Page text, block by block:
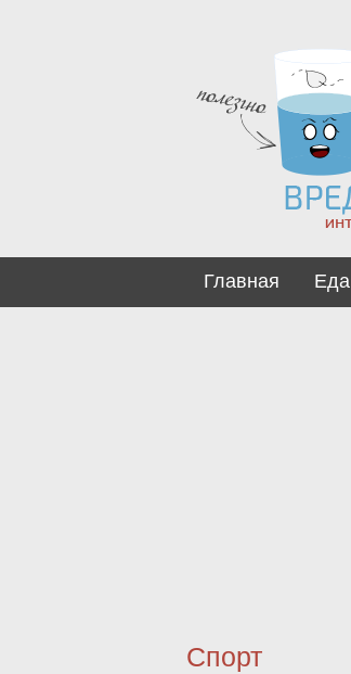
Главная Еда
Спорт